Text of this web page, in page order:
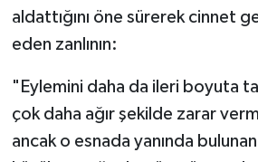
aldattığını öne sürerek cinnet
eden zanlının:
"Eylemini daha da ileri boyuta
çok daha ağır şekilde zarar
ancak o esnada yanında